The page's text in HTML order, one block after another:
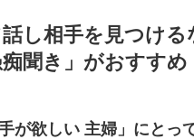
し相手を見つける
聞き」がおすすめ
手が欲しい 主婦」にとっ